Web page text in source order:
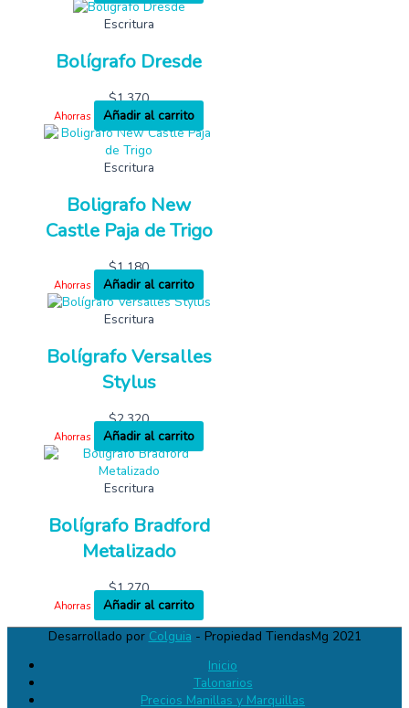
Escritura
Bolígrafo Dresde
$1,370
Ahorras Añadir al carrito
Escritura
Boligrafo New
Castle Paja de Trigo
$1,180
Ahorras
Añadir al carrito
Escritura
Bolígrafo Versalles
Stylus
$2,320
Ahorras Añadir al carrito
Escritura
Bolígrafo Bradford
Metalizado
$1,270
Ahorras
Añadir al carrito
Desarrollado por Colguia - Propiedad TiendasMg 2021
Inicio
Talonarios
Precios Manillas y Marquillas